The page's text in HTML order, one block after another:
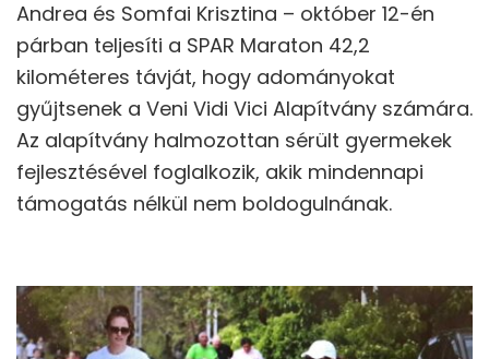
Andrea és Somfai Krisztina – október 12-én
párban teljesíti a SPAR Maraton 42,2
kilométeres távját, hogy adományokat
gyűjtsenek a Veni Vidi Vici Alapítvány számára.
Az alapítvány halmozottan sérült gyermekek
fejlesztésével foglalkozik, akik mindennapi
támogatás nélkül nem boldogulnának.